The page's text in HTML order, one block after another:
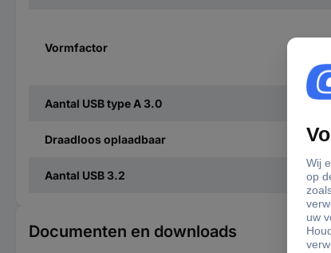
Vormfactor
Aantal USB type A 3.0
Draadloos oplaadbaar
Aantal USB 3.2
Documenten en downloads